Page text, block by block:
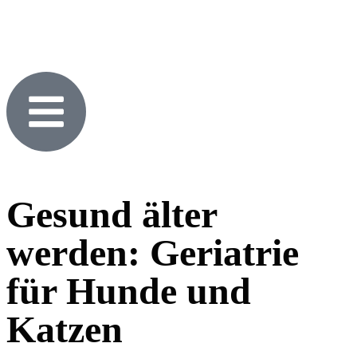
Gesund älter
werden: Geriatrie
für Hunde und
Katzen